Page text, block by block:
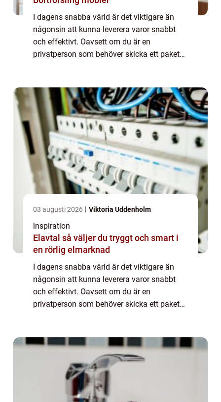
I dagens snabba värld är det viktigare än
någonsin att kunna leverera varor snabbt
och effektivt. Oavsett om du är en
privatperson som behöver skicka ett paket
03 augusti 2026 Viktoria Uddenholm
inspiration
Elavtal så väljer du tryggt och smart i
en rörlig elmarknad
I dagens snabba värld är det viktigare än
någonsin att kunna leverera varor snabbt
och effektivt. Oavsett om du är en
privatperson som behöver skicka ett paket